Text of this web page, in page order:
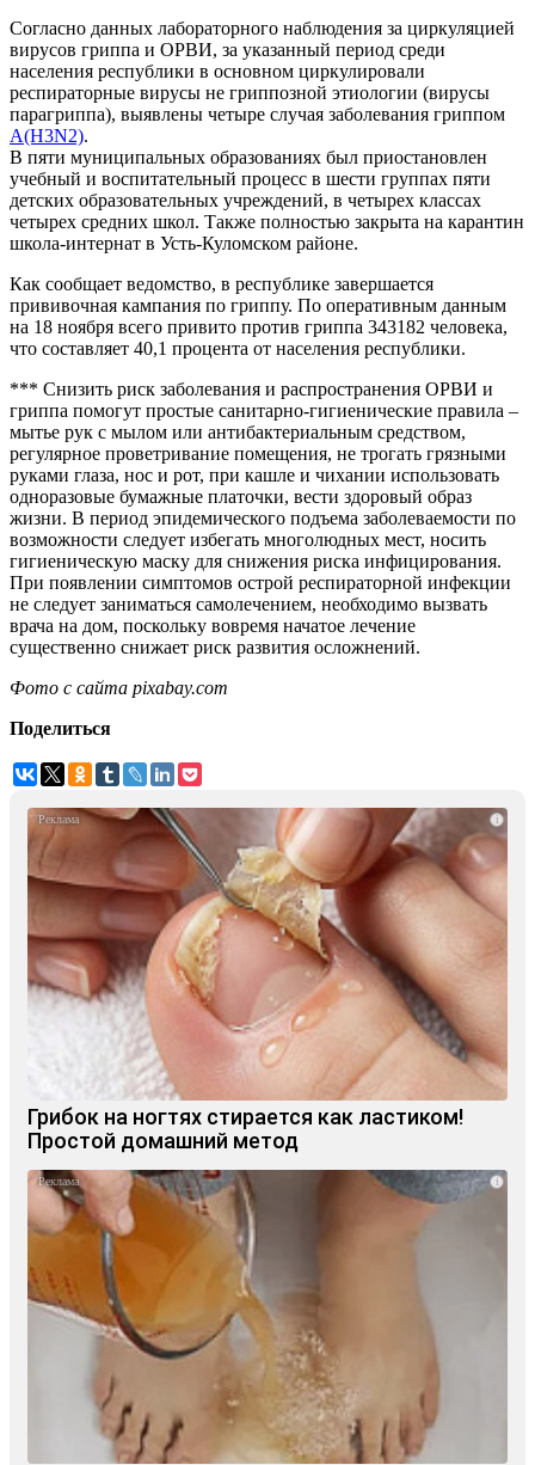
Согласно данных лабораторного наблюдения за циркуляцией
вирусов гриппа и ОРВИ, за указанный период среди
населения республики в основном циркулировали
респираторные вирусы не гриппозной этиологии (вирусы
парагриппа), выявлены четыре случая заболевания гриппом
А(H3N2).
В пяти муниципальных образованиях был приостановлен
учебный и воспитательный процесс в шести группах пяти
детских образовательных учреждений, в четырех классах
четырех средних школ. Также полностью закрыта на карантин
школа-интернат в Усть-Куломском районе.
Как сообщает ведомство, в республике завершается
прививочная кампания по гриппу. По оперативным данным
на 18 ноября всего привито против гриппа 343182 человека,
что составляет 40,1 процента от населения республики.
*** Снизить риск заболевания и распространения ОРВИ и
гриппа помогут простые санитарно-гигиенические правила –
мытье рук с мылом или антибактериальным средством,
регулярное проветривание помещения, не трогать грязными
руками глаза, нос и рот, при кашле и чихании использовать
одноразовые бумажные платочки, вести здоровый образ
жизни. В период эпидемического подъема заболеваемости по
возможности следует избегать многолюдных мест, носить
гигиеническую маску для снижения риска инфицирования.
При появлении симптомов острой респираторной инфекции
не следует заниматься самолечением, необходимо вызвать
врача на дом, поскольку вовремя начатое лечение
существенно снижает риск развития осложнений.
Фото с сайта pixabay.com
Поделиться
i
Грибок на ногтях стирается как ластиком!
Простой домашний метод
i